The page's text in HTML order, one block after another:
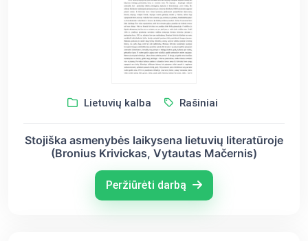
Lietuvių kalba Rašiniai
Stojiška asmenybės laikysena lietuvių literatūroje
(Bronius Krivickas, Vytautas Mačernis)
Peržiūrėti darbą